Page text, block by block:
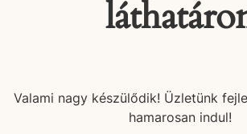
Valami nagy készülődik! Üzletünk
hamarosan indul!